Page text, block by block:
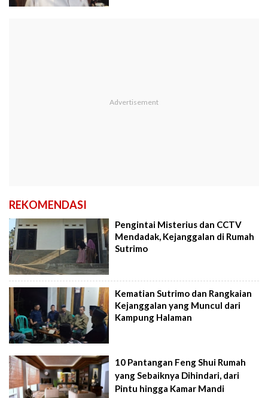
REKOMENDASI
Pengintai Misterius dan CCTV
Mendadak, Kejanggalan di Rumah
Sutrimo
Kematian Sutrimo dan Rangkaian
Kejanggalan yang Muncul dari
Kampung Halaman
10 Pantangan Feng Shui Rumah
yang Sebaiknya Dihindari, dari
Pintu hingga Kamar Mandi